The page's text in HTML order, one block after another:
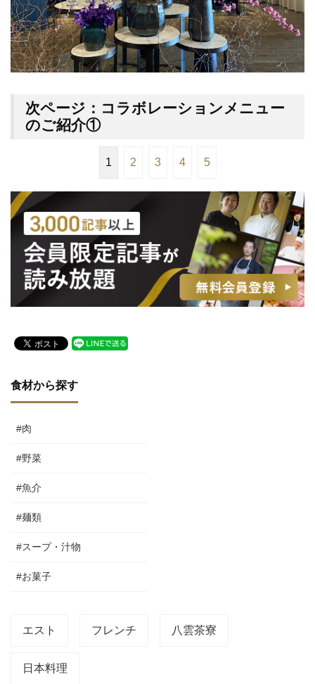
次ページ：コラボレーションメニュー
のご紹介①
1 2 3 4 5
食材から探す
#肉
#野菜
#魚介
#麺類
#スープ・汁物
#お菓子
エスト フレンチ 八雲茶寮
日本料理